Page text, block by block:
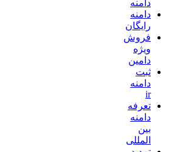
دامنه
دامنه
رایگان
فروش
ویژه
دامین
ثبت
دامنه
ir
تعرفه
دامنه
بین
المللی